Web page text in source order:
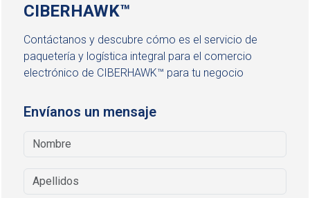
CIBERHAWK™
Contáctanos y descubre cómo es el servicio de
paquetería y logística integral para el comercio
electrónico de CIBERHAWK™ para tu negocio
Envíanos un mensaje